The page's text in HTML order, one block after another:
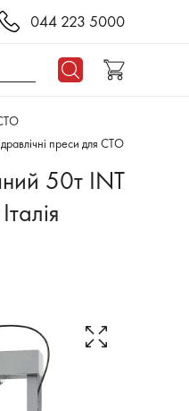
044 223 5000
преси для СТО
50т INT